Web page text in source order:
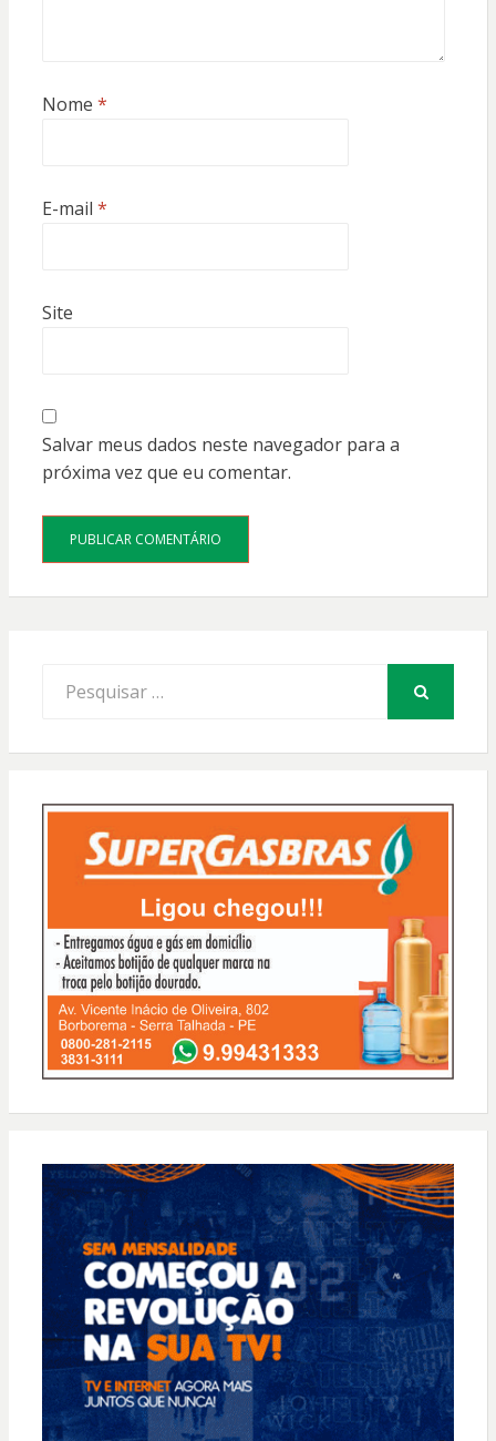
Nome *
E-mail *
Site
Salvar meus dados neste navegador para a
próxima vez que eu comentar.
por: